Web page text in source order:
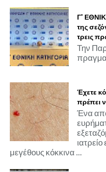
Γ'
της
τρεις
Την
Έχετε
πρέπει
Ένα
μεγέθους κόκκινα ...